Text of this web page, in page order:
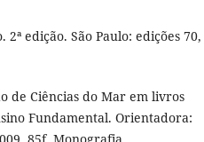
edição. São Paulo: edições 70,
de Ciências do Mar em livros
Fundamental. Orientadora:
85f. Monografia